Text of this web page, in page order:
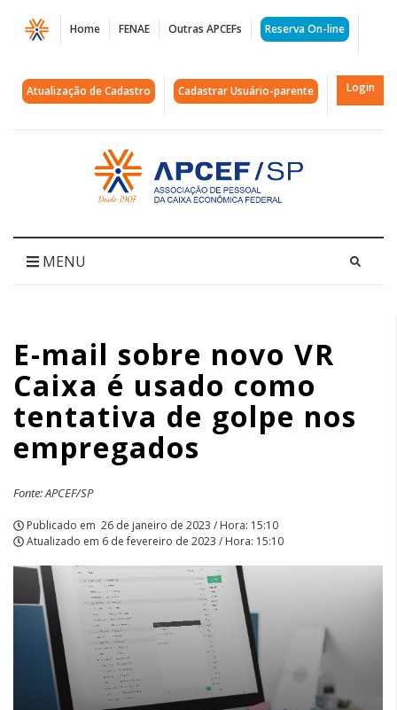
Página
mail
tentativa
de
golpe
nos
empregados
|
APCEF/SP
Home FENAE Outras APCEFs Reserva On-line
Atualização de Cadastro Cadastrar Usuário-parente Login
Acessar
página
inicial
MENU
E-mail sobre novo VR
Caixa é usado como
tentativa de golpe nos
empregados
Fonte: APCEF/SP
Publicado em 26 de janeiro de 2023 / Hora: 15:10
Atualizado em 6 de fevereiro de 2023 / Hora: 15:10